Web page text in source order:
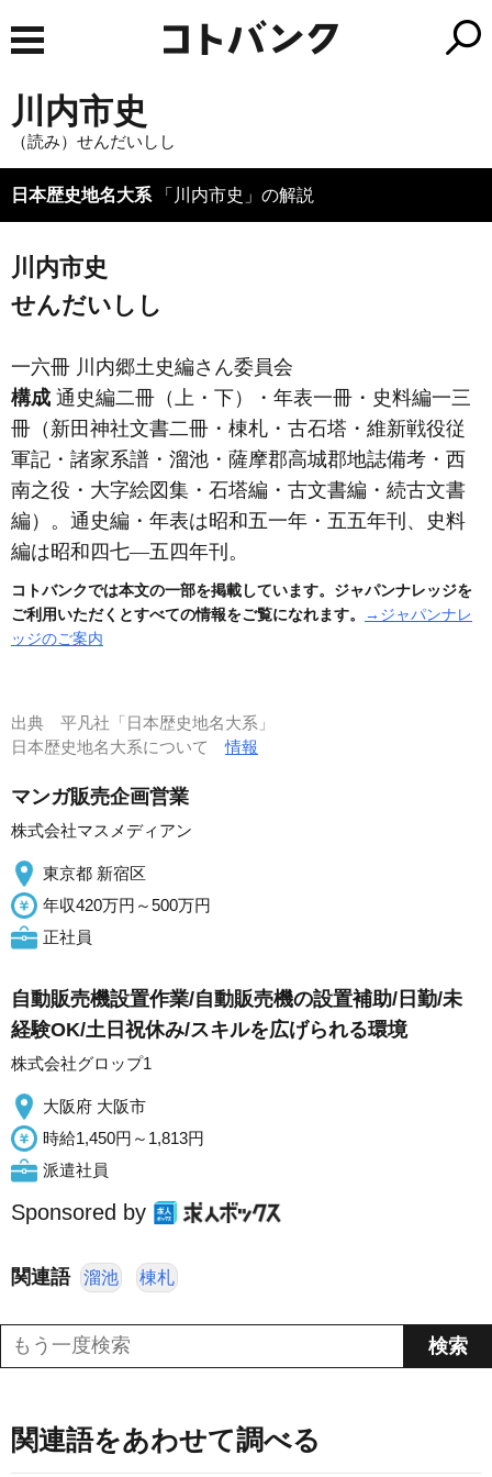
川内市史
（読み）せんだいしし
日本歴史地名大系 「川内市史」の解説
川内市史
せんだいしし
一六冊 川内郷土史編さん委員会
構成 通史編二冊 （上・下）
・年表一冊・史料編一三
冊 （新田神社文書二冊・棟札・古石塔・維新戦役従
軍記・諸家系譜・溜池・薩摩郡高城郡地誌備考・西
南之役・大字絵図集・石塔編・古文書編・続古文書
編） 。通史編・年表は昭和五一年・五五年刊、史料
編は昭和四七―五四年刊。
コトバンクでは本文の一部を掲載しています。ジャパンナレッジを
ご利用いただくとすべての情報をご覧になれます。
→ジャパンナレ
ッジのご案内
出典 平凡社「日本歴史地名大系」
日本歴史地名大系について情報
マンガ販売企画営業
株式会社マスメディアン
東京都 新宿区
年収420万円～500万円
正社員
自動販売機設置作業/自動販売機の設置補助/日勤/未
経験OK/土日祝休み/スキルを広げられる環境
株式会社グロップ1
大阪府 大阪市
時給1,450円～1,813円
派遣社員
Sponsored by
関連語 溜池 棟札
関連語をあわせて調べる